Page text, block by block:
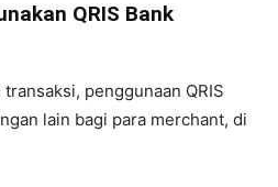
QRIS Bank
penggunaan QRIS
lain bagi para merchant, di